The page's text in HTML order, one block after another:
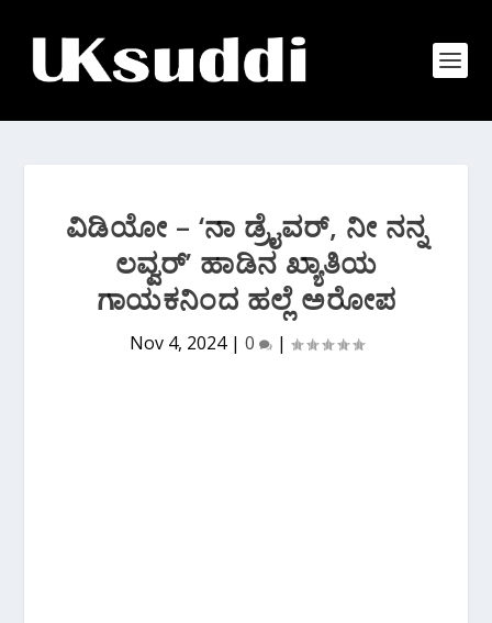
ವಿಡಿಯೋ – ‘ನಾ ಡ್ರೈವರ್, ನೀ ನನ್ನ
ಲವ್ವರ್’ ಹಾಡಿನ ಖ್ಯಾತಿಯ
ಗಾಯಕನಿಂದ ಹಲ್ಲೆ ಅರೋಪ
Nov 4, 2024| 0 |